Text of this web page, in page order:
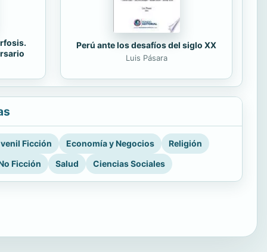
Perú ante los desafíos del siglo XX
Luis Pásara
Ficción Economía y Negocios
Religión
Ficción
Salud Ciencias Sociales